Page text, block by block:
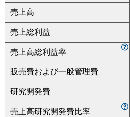
売上高
売上総利益
売上高総利益率
販売費および一般管理費
研究開発費
売上高研究開発費比率